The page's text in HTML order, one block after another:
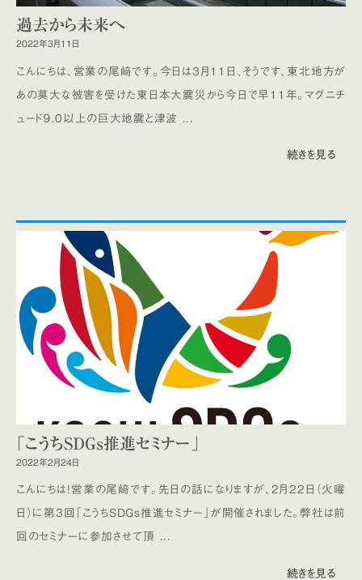
過去から未来へ
2022年3月11日
こんにちは、営業の尾﨑です。今日は3月11日、そうです、東北地方が
あの莫大な被害を受けた東日本大震災から今日で早11年。マグニチ
ュード９.0以上の巨大地震と津波 ...
続きを見る
「こうちSDGs推進セミナー」
2022年2月24日
こんにちは！営業の尾﨑です。先日の話になりますが、2月22日（火曜
日）に第3回「こうちSDGs推進セミナー」が開催されました。弊社は前
回のセミナーに参加させて頂 ...
続きを見る